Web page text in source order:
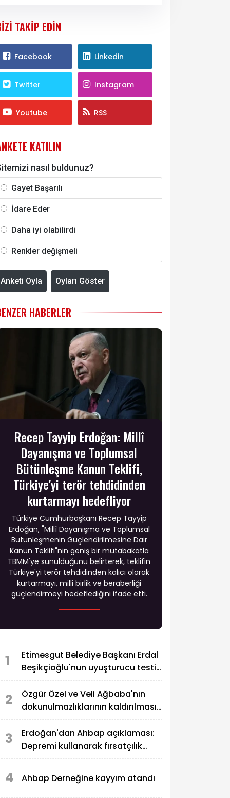
TAKIP EDIN
Facebook Linkedin
Twitter Instagram
Youtube RSS
KATILIN
nasıl buldunuz?
Gayet Başarılı
İdare Eder
Daha iyi olabilirdi
Renkler değişmeli
Anketi Oyla Oyları Göster
HABERLER
Recep Tayyip Erdoğan: Millî
Dayanışma ve Toplumsal
Bütünleşme Kanun Teklifi,
Türkiye'yi terör tehdidinden
kurtarmayı hedefliyor
Türkiye Cumhurbaşkanı Recep Tayyip
Erdoğan, "Millî Dayanışma ve Toplumsal
Bütünleşmenin Güçlendirilmesine Dair
Kanun Teklifi"nin geniş bir mutabakatla
TBMM'ye sunulduğunu belirterek, teklifin
Türkiye'yi terör tehdidinden kalıcı olarak
kurtarmayı, milli birlik ve beraberliği
güçlendirmeyi hedeflediğini ifade etti.
1
Etimesgut Belediye Başkanı Erdal
Beşikçioğlu'nun uyuşturucu testi
2
Özgür Özel ve Veli Ağbaba'nın
dokunulmazlıklarının kaldırılması
3
Erdoğan'dan Ahbap açıklaması:
Depremi kullanarak fırsatçılık
4 Ahbap Derneğine kayyım atandı